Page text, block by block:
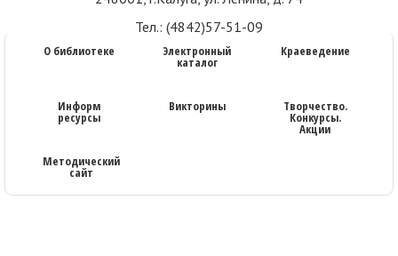
Тел.: (4842)57-51-09
О библиотеке Электронный
каталог
Краеведение
Информ
ресурсы
Викторины Творчество.
Конкурсы.
Акции
Методический
сайт